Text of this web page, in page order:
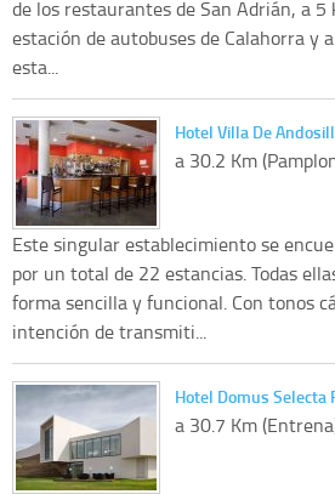
de los restaurantes de San Adrián, a
estación de autobuses de Calahorra y
esta...
Hotel Villa De
a 30.2 Km
Este singular establecimiento se
por un total de 22 estancias. Todas
forma sencilla y funcional. Con tonos
intención de transmiti...
Hotel Domus Selecta
a 30.7 Km